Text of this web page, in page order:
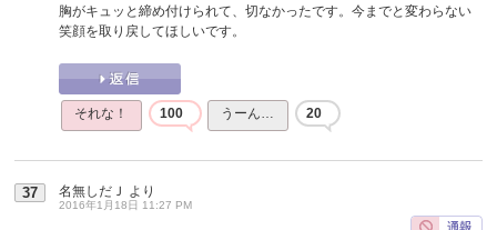
胸がキュッと締め付けられて、切なかったです。今までと変わらない
笑顔を取り戻してほしいです。
それな！ 100 うーん… 20
37 名無しだＪ より
2016年1月18日 11:27 PM